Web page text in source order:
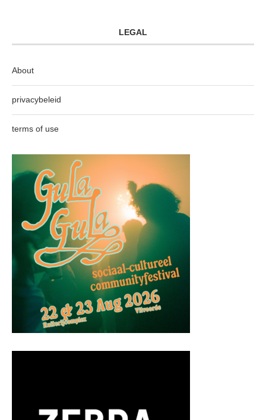
LEGAL
About
privacybeleid
terms of use